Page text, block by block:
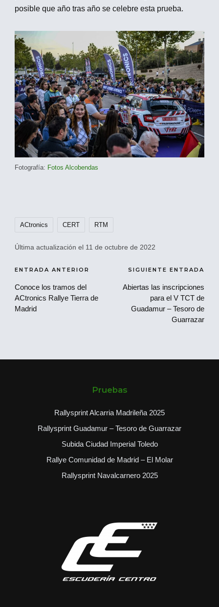
posible que año tras año se celebre esta prueba.
Fotografía: Fotos Alcobendas
ACtronics CERT RTM
Última actualización el 11 de octubre de 2022
Navegación
de
entradas
ENTRADA ANTERIOR
Conoce los tramos del
ACtronics Rallye Tierra de
Madrid
SIGUIENTE ENTRADA
Abiertas las inscripciones
para el V TCT de
Guadamur – Tesoro de
Guarrazar
Pruebas
Rallysprint Alcarria Madrileña 2025
Rallysprint Guadamur – Tesoro de Guarrazar
Subida Ciudad Imperial Toledo
Rallye Comunidad de Madrid – El Molar
Rallysprint Navalcarnero 2025